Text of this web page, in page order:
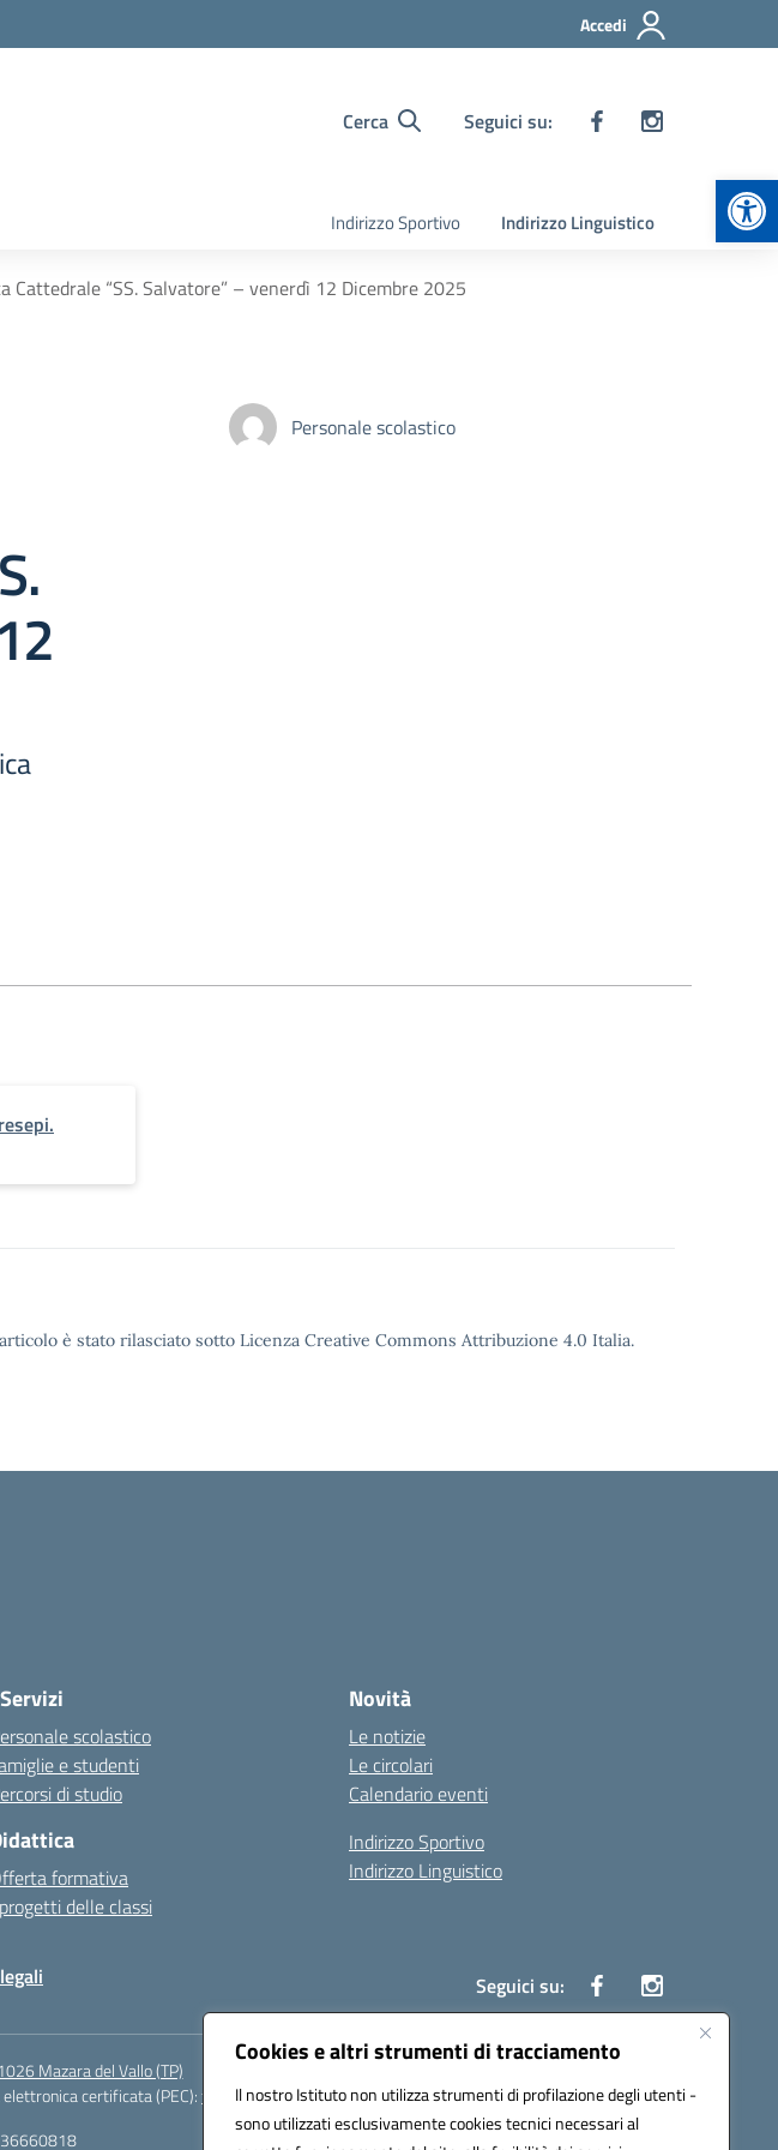
Cookies e altri strumenti di tracciamento
Il nostro Istituto non utilizza strumenti di profilazione degli utenti -
sono utilizzati esclusivamente cookies tecnici necessari al
Accedi
Cerca Seguici su:
Indirizzo Sportivo Indirizzo Linguistico
Cattedrale “SS. Salvatore” – venerdì 12 Dicembre 2025
Personale scolastico
è stato rilasciato sotto Licenza Creative Commons Attribuzione 4.0 Italia.
scolastico
e studenti
di studio
formativa
delle classi
Novità
Le notizie
Le circolari
Calendario eventi
Indirizzo Sportivo
Indirizzo Linguistico
Seguici su:
Mazara del Vallo (TP)
certificata (PEC):tpic843007@pec.istruzione.it